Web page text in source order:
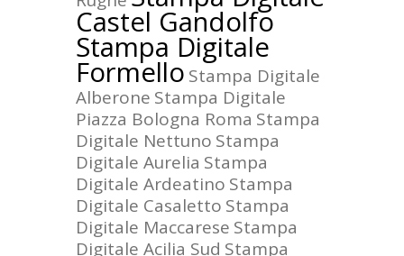
Castel Gandolfo
Stampa Digitale
Formello Stampa Digitale
Alberone Stampa Digitale
Piazza Bologna Roma Stampa
Digitale Nettuno Stampa
Digitale Aurelia Stampa
Digitale Ardeatino Stampa
Digitale Casaletto Stampa
Digitale Maccarese Stampa
Digitale Acilia Sud Stampa